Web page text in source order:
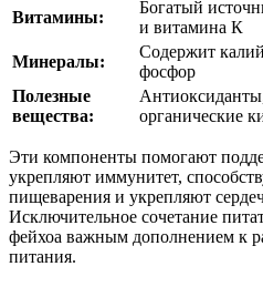
Витамины:
Богатый
и витамина К
Минералы:
Содержит
фосфор
Полезные
вещества:
органические
Эти компоненты помогают
укрепляют иммунитет,
пищеварения и укрепляют
Исключительное сочетание
фейхоа важным дополнением к
питания.